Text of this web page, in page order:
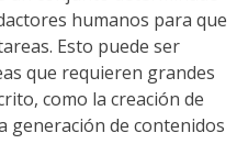
humanos para que
Esto puede ser
que requieren grandes
como la creación de
generación de contenidos